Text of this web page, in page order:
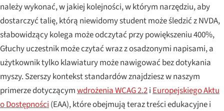
należy wykonać, w jakiej kolejności, w którym narzędziu, aby
dostarczyć talię, którą niewidomy student może śledzić z NVDA,
słabowidzący kolega może odczytać przy powiększeniu 400%,
Głuchy uczestnik może czytać wraz z osadzonymi napisami, a
użytkownik tylko klawiatury może nawigować bez dotykania
myszy. Szerszy kontekst standardów znajdziesz w naszym
primerze dotyczącymwdrożenia WCAG 2.2i Europejskiego Aktu
o Dostępności (EAA), które obejmują teraz treści edukacyjne i